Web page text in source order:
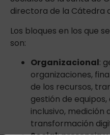
directora de la Cátedra
Los bloques en los que
son:
Organizacional:
organizaciones,
de los recursos,
gestión de
inclusivo, medición
transformación